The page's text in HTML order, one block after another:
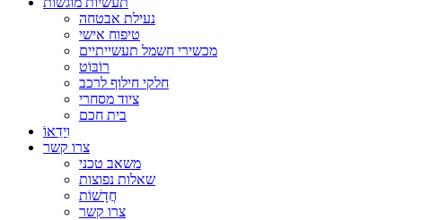
נעילת אבטחה
טיפוח אישי
מכשירי חשמל תעשייתיים
רוֹבּוֹט
חלקי חילוף לרכב
ציוד מסחרי
בית חכם
וִידֵאוֹ
צרו קשר
משאב טכני
שאלות נפוצות
חֲדָשׁוֹת
צרו קשר